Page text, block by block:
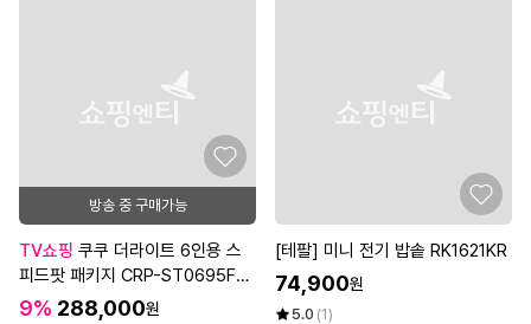
방송 중 구매가능
TV쇼핑
피드팟 패키지 CRP-ST0695FG
W/FGB+CMC-A0655FB
9% 288,000원
[테팔] 미니 전기 밥솥 RK1621KR
74,900원
5.0 (1)